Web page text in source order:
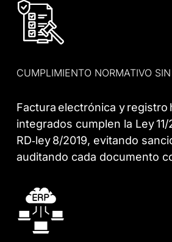
CUMPLIMIENTO NORMATIVO
Factura electrónica y registro
integrados cumplen la Ley
RD‑ley 8/2019, evitando
auditando cada documento